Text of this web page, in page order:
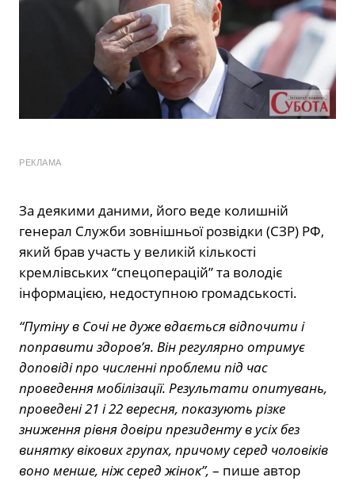
РЕКЛАМА
За деякими даними, його веде колишній
генерал Служби зовнішньої розвідки (СЗР) РФ,
який брав участь у великій кількості
кремлівських “спецоперацій” та володіє
інформацією, недоступною громадськості.
“Путіну в Сочі не дуже вдається відпочити і
поправити здоров’я. Він регулярно отримує
доповіді про численні проблеми під час
проведення мобілізації. Результати опитувань,
проведені 21 і 22 вересня, показують різке
зниження рівня довіри президенту в усіх без
винятку вікових групах, причому серед чоловіків
воно менше, ніж серед жінок”, – пише автор